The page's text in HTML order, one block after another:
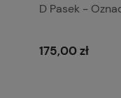
D Pasek -
175,00 zł